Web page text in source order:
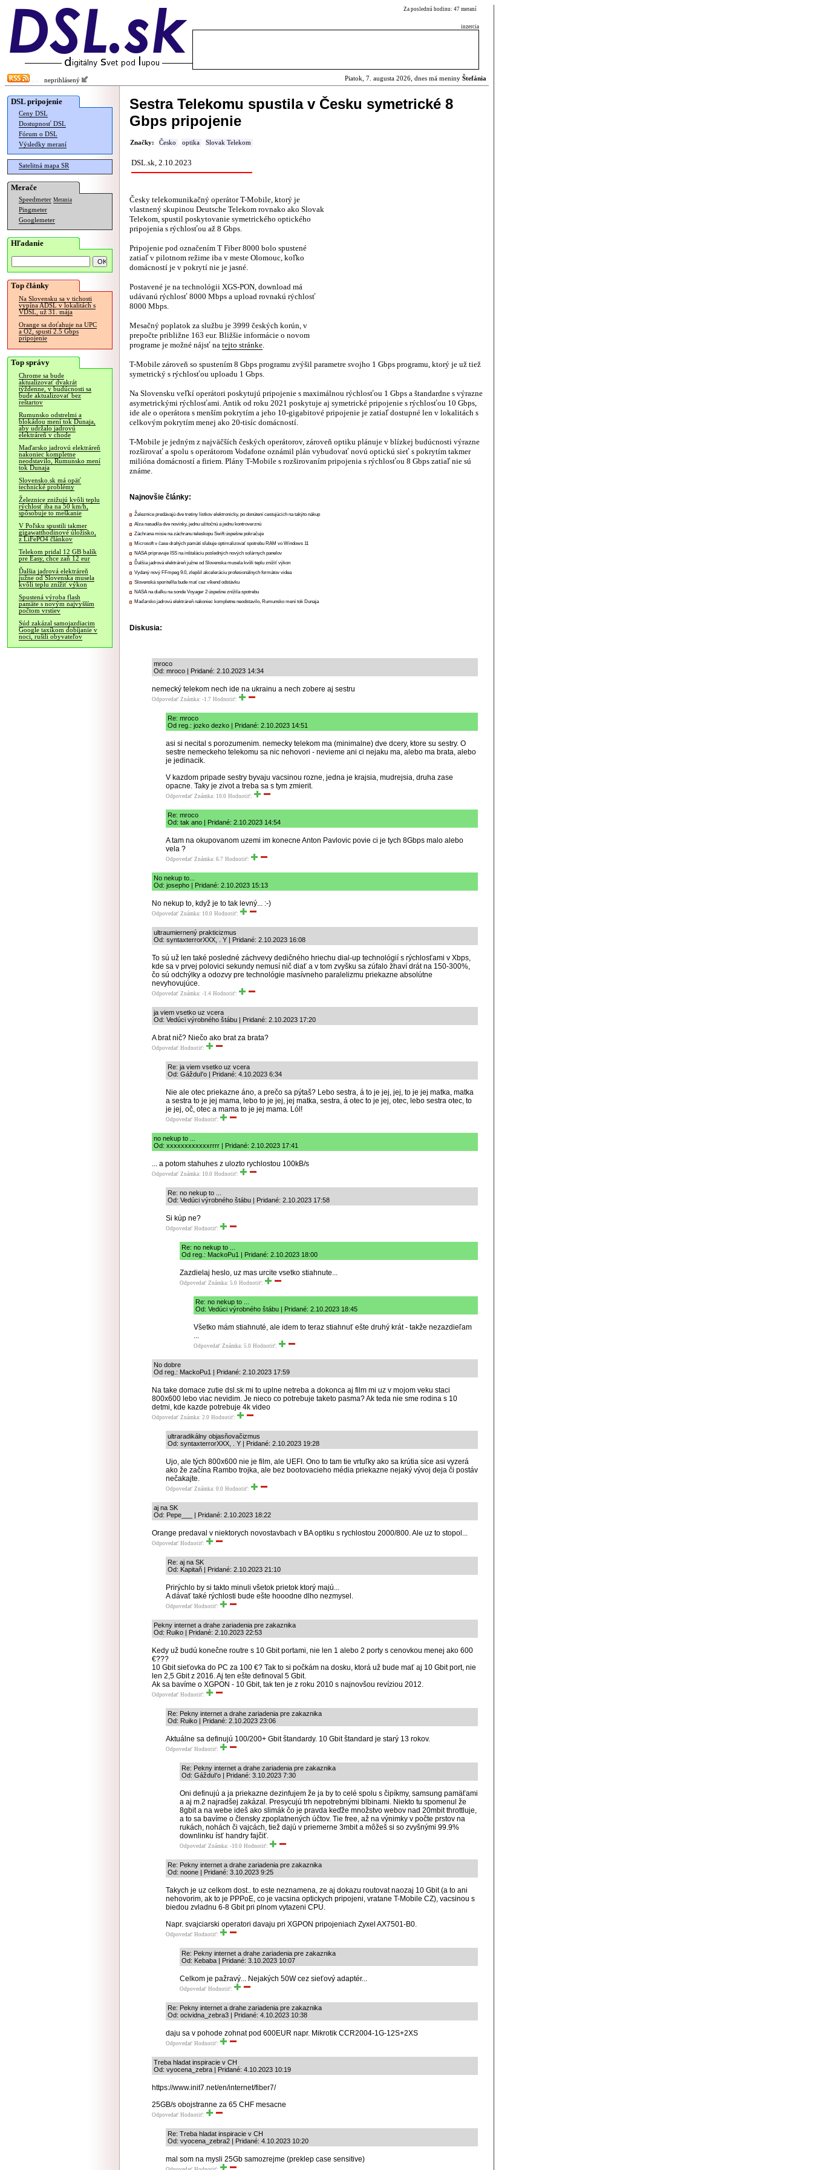
Za poslednú hodinu: 47 meraní
inzercia
neprihlásený Piatok, 7. augusta 2026, dnes má meniny Štefánia
DSL pripojenie
Ceny DSL
Dostupnosť DSL
Fórum o DSL
Výsledky meraní
Satelitná mapa SR
Merače
Speedmeter Merania
Pingmeter
Googlemeter
Hľadanie
Top články
Na Slovensku sa v tichosti
vypína ADSL v lokalitách s
VDSL, už 31. mája
Orange sa doťahuje na UPC
a O2, spustí 2.5 Gbps
pripojenie
Top správy
Chrome sa bude
aktualizovať dvakrát
týždenne, v budúcnosti sa
bude aktualizovať bez
reštartov
Rumunsko odstrelmi a
blokádou mení tok Dunaja,
aby udržalo jadrovú
elektráreň v chode
Maďarsko jadrovú elektráreň
nakoniec kompletne
neodstavilo, Rumunsko mení
tok Dunaja
Slovensko.sk má opäť
technické problémy
Železnice znižujú kvôli teplu
rýchlosť iba na 50 km/h,
spôsobuje to meškanie
V Poľsku spustili takmer
gigawatthodinové úložisko,
z LiFePO4 článkov
Telekom pridal 12 GB balík
pre Easy, chce zaň 12 eur
Ďalšia jadrová elektráreň
južne od Slovenska musela
kvôli teplu znížiť výkon
Spustená výroba flash
pamäte s novým najvyšším
počtom vrstiev
Súd zakázal samojazdiacim
Google taxíkom dobíjanie v
noci, rušili obyvateľov
Sestra Telekomu spustila v Česku symetrické 8
Gbps pripojenie
Značky: Česko optika Slovak Telekom
DSL.sk, 2.10.2023
Česky telekomunikačný operátor T-Mobile, ktorý je
vlastnený skupinou Deutsche Telekom rovnako ako Slovak
Telekom, spustil poskytovanie symetrického optického
pripojenia s rýchlosťou až 8 Gbps.
Pripojenie pod označením T Fiber 8000 bolo spustené
zatiaľ v pilotnom režime iba v meste Olomouc, koľko
domácností je v pokrytí nie je jasné.
Postavené je na technológii XGS-PON, download má
udávanú rýchlosť 8000 Mbps a upload rovnakú rýchlosť
8000 Mbps.
Mesačný poplatok za službu je 3999 českých korún, v
prepočte približne 163 eur. Bližšie informácie o novom
programe je možné nájsť na tejto stránke.
T-Mobile zároveň so spustením 8 Gbps programu zvýšil parametre svojho 1 Gbps programu, ktorý je už tiež
symetrický s rýchlosťou uploadu 1 Gbps.
Na Slovensku veľkí operátori poskytujú pripojenie s maximálnou rýchlosťou 1 Gbps a štandardne s výrazne
asymetrickými rýchlosťami. Antik od roku 2021 poskytuje aj symetrické pripojenie s rýchlosťou 10 Gbps,
ide ale o operátora s menším pokrytím a jeho 10-gigabitové pripojenie je zatiaľ dostupné len v lokalitách s
celkovým pokrytím menej ako 20-tisíc domácností.
T-Mobile je jedným z najväčších českých operátorov, zároveň optiku plánuje v blízkej budúcnosti výrazne
rozširovať a spolu s operátorom Vodafone oznámil plán vybudovať novú optickú sieť s pokrytím takmer
milióna domácností a firiem. Plány T-Mobile s rozširovaním pripojenia s rýchlosťou 8 Gbps zatiaľ nie sú
známe.
Najnovšie články:
Železnice predávajú dve tretiny lístkov elektronicky, po donútení cestujúcich na takýto nákup
Alza nasadila dve novinky, jednu užitočnú a jednu kontroverznú
Záchrana misie na záchranu teleskopu Swift úspešne pokračuje
Microsoft v čase drahých pamätí sľubuje optimalizovať spotrebu RAM vo Windows 11
NASA pripravuje ISS na inštaláciu posledných nových solárnych panelov
Ďalšia jadrová elektráreň južne od Slovenska musela kvôli teplu znížiť výkon
Vydaný nový FFmpeg 9.0, zlepšil akceleráciu profesionálnych formátov videa
Slovenská sporiteľňa bude mať cez víkend odstávku
NASA na diaľku na sonde Voyager 2 úspešne znížila spotrebu
Maďarsko jadrovú elektráreň nakoniec kompletne neodstavilo, Rumunsko mení tok Dunaja
Diskusia:
mroco
Od: mroco | Pridané: 2.10.2023 14:34
nemecký telekom nech ide na ukrainu a nech zobere aj sestru
Odpovedať Známka: -1.7 Hodnotiť:
Re: mroco
Od reg.: jozko dezko | Pridané: 2.10.2023 14:51
asi si necital s porozumenim. nemecky telekom ma (minimalne) dve dcery, ktore su sestry. O
sestre nemeckeho telekomu sa nic nehovori - nevieme ani ci nejaku ma, alebo ma brata, alebo
je jedinacik.
V kazdom pripade sestry byvaju vacsinou rozne, jedna je krajsia, mudrejsia, druha zase
opacne. Taky je zivot a treba sa s tym zmierit.
Odpovedať Známka: 10.0 Hodnotiť:
Re: mroco
Od: tak ano | Pridané: 2.10.2023 14:54
A tam na okupovanom uzemi im konecne Anton Pavlovic povie ci je tych 8Gbps malo alebo
vela ?
Odpovedať Známka: 6.7 Hodnotiť:
No nekup to...
Od: josepho | Pridané: 2.10.2023 15:13
No nekup to, když je to tak levný... :-)
Odpovedať Známka: 10.0 Hodnotiť:
ultraumiernený prakticizmus
Od: syntaxterrorXXX, . Y | Pridané: 2.10.2023 16:08
To sú už len také posledné záchvevy dedičného hriechu dial-up technológií s rýchlosťami v Xbps,
kde sa v prvej polovici sekundy nemusí nič diať a v tom zvyšku sa zúfalo žhaví drát na 150-300%,
čo sú odchýlky a odozvy pre technológie masívneho paralelizmu priekazne absolútne
nevyhovujúce.
Odpovedať Známka: -1.4 Hodnotiť:
ja viem vsetko uz vcera
Od: Vedúci výrobného štábu | Pridané: 2.10.2023 17:20
A brat nič? Niečo ako brat za brata?
Odpovedať Hodnotiť:
Re: ja viem vsetko uz vcera
Od: GážduI'o | Pridané: 4.10.2023 6:34
Nie ale otec priekazne áno, a prečo sa pýtaš? Lebo sestra, á to je jej, jej, to je jej matka, matka
a sestra to je jej mama, lebo to je jej, jej matka, sestra, á otec to je jej, otec, lebo sestra otec, to
je jej, oč, otec a mama to je jej mama. Lól!
Odpovedať Hodnotiť:
no nekup to ...
Od: xxxxxxxxxxxxrrrr | Pridané: 2.10.2023 17:41
... a potom stahuhes z ulozto rychlostou 100kB/s
Odpovedať Známka: 10.0 Hodnotiť:
Re: no nekup to ...
Od: Vedúci výrobného štábu | Pridané: 2.10.2023 17:58
Si kúp ne?
Odpovedať Hodnotiť:
Re: no nekup to ...
Od reg.: MackoPu1 | Pridané: 2.10.2023 18:00
Zazdielaj heslo, uz mas urcite vsetko stiahnute...
Odpovedať Známka: 5.0 Hodnotiť:
Re: no nekup to ...
Od: Vedúci výrobného štábu | Pridané: 2.10.2023 18:45
Všetko mám stiahnuté, ale idem to teraz stiahnuť ešte druhý krát - takže nezazdieľam
...
Odpovedať Známka: 5.0 Hodnotiť:
No dobre
Od reg.: MackoPu1 | Pridané: 2.10.2023 17:59
Na take domace zutie dsl.sk mi to uplne netreba a dokonca aj film mi uz v mojom veku staci
800x600 lebo viac nevidim. Je nieco co potrebuje taketo pasma? Ak teda nie sme rodina s 10
detmi, kde kazde potrebuje 4k video
Odpovedať Známka: 2.0 Hodnotiť:
ultraradikálny objasňovačizmus
Od: syntaxterrorXXX, . Y | Pridané: 2.10.2023 19:28
Ujo, ale tých 800x600 nie je film, ale UEFI. Ono to tam tie vrtuľky ako sa krútia síce asi vyzerá
ako že začína Rambo trojka, ale bez bootovacieho média priekazne nejaký vývoj deja či postáv
nečakajte.
Odpovedať Známka: 0.0 Hodnotiť:
aj na SK
Od: Pepe___ | Pridané: 2.10.2023 18:22
Orange predaval v niektorych novostavbach v BA optiku s rychlostou 2000/800. Ale uz to stopol...
Odpovedať Hodnotiť:
Re: aj na SK
Od: Kapitaň | Pridané: 2.10.2023 21:10
Prirýchlo by si takto minuli všetok prietok ktorý majú...
A dávať také rýchlosti bude ešte hooodne dlho nezmysel.
Odpovedať Hodnotiť:
Pekny internet a drahe zariadenia pre zakaznika
Od: Ruiko | Pridané: 2.10.2023 22:53
Kedy už budú konečne routre s 10 Gbit portami, nie len 1 alebo 2 porty s cenovkou menej ako 600
€???
10 Gbit sieťovka do PC za 100 €? Tak to si počkám na dosku, ktorá už bude mať aj 10 Gbit port, nie
len 2,5 Gbit z 2016. Aj ten ešte definoval 5 Gbit.
Ak sa bavíme o XGPON - 10 Gbit, tak ten je z roku 2010 s najnovšou revíziou 2012.
Odpovedať Hodnotiť:
Re: Pekny internet a drahe zariadenia pre zakaznika
Od: Ruiko | Pridané: 2.10.2023 23:06
Aktuálne sa definujú 100/200+ Gbit štandardy. 10 Gbit štandard je starý 13 rokov.
Odpovedať Hodnotiť:
Re: Pekny internet a drahe zariadenia pre zakaznika
Od: GážduI'o | Pridané: 3.10.2023 7:30
Oni definujú a ja priekazne dezinfujem že ja by to celé spolu s čipíkmy, samsung pamäťami
a aj m.2 najradšej zakázal. Presycujú trh nepotrebnými blbinami. Niekto tu spomenul že
8gbit a na webe ideš ako slimák čo je pravda keďže množstvo webov nad 20mbit throttluje,
a to sa bavíme o člensky zpoplatnených účtov. Tie free, až na výnimky v počte prstov na
rukách, nohách či vajcách, tiež dajú v priemerne 3mbit a môžeš si so zvyšnými 99.9%
downlinku ísť handry fajčiť.
Odpovedať Známka: -10.0 Hodnotiť:
Re: Pekny internet a drahe zariadenia pre zakaznika
Od: noone | Pridané: 3.10.2023 9:25
Takych je uz celkom dost.. to este neznamena, ze aj dokazu routovat naozaj 10 Gbit (a to ani
nehovorim, ak to je PPPoE, co je vacsina optickych pripojeni, vratane T-Mobile CZ), vacsinou s
biedou zvladnu 6-8 Gbit pri plnom vytazeni CPU.
Napr. svajciarski operatori davaju pri XGPON pripojeniach Zyxel AX7501-B0.
Odpovedať Hodnotiť:
Re: Pekny internet a drahe zariadenia pre zakaznika
Od: Kebaba | Pridané: 3.10.2023 10:07
Celkom je pažravý... Nejakých 50W cez sieťový adaptér...
Odpovedať Hodnotiť:
Re: Pekny internet a drahe zariadenia pre zakaznika
Od: ocividna_zebra3 | Pridané: 4.10.2023 10:38
daju sa v pohode zohnat pod 600EUR napr. Mikrotik CCR2004-1G-12S+2XS
Odpovedať Hodnotiť:
Treba hladat inspiracie v CH
Od: vyocena_zebra | Pridané: 4.10.2023 10:19
https://www.init7.net/en/internet/fiber7/
25GB/s obojstranne za 65 CHF mesacne
Odpovedať Hodnotiť:
Re: Treba hladat inspiracie v CH
Od: vyocena_zebra2 | Pridané: 4.10.2023 10:20
mal som na mysli 25Gb samozrejme (preklep case sensitive)